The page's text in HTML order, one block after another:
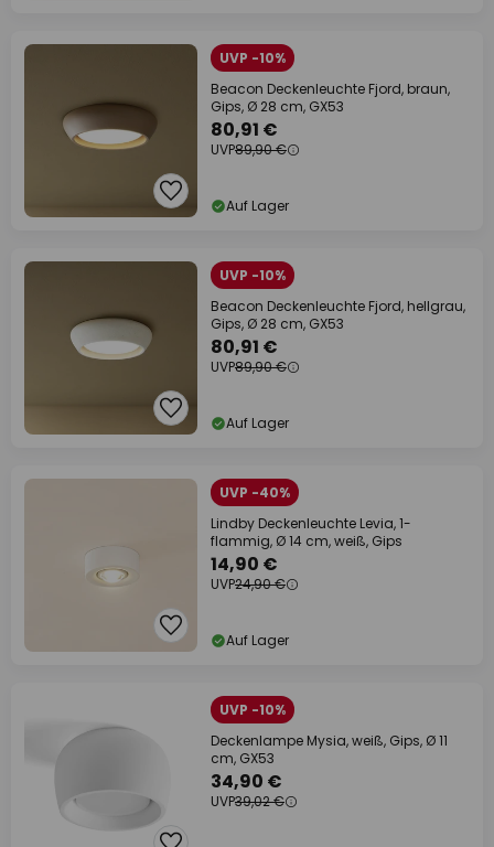
UVP -10%
Beacon Deckenleuchte Fjord, braun,
Gips, Ø 28 cm, GX53
80,91 €
UVP89,90 €
Auf Lager
UVP -10%
Beacon Deckenleuchte Fjord, hellgrau,
Gips, Ø 28 cm, GX53
80,91 €
UVP89,90 €
Auf Lager
UVP -40%
Lindby Deckenleuchte Levia, 1-
flammig, Ø 14 cm, weiß, Gips
14,90 €
UVP24,90 €
Auf Lager
UVP -10%
Deckenlampe Mysia, weiß, Gips, Ø 11
cm, GX53
34,90 €
UVP39,02 €